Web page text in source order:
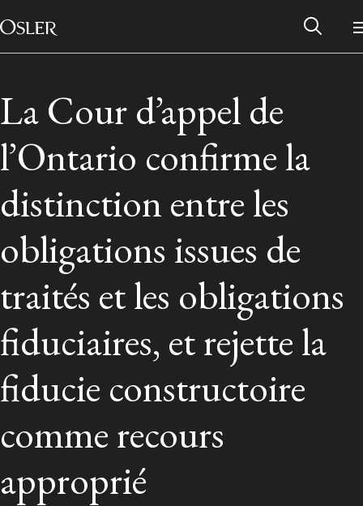
Passer au contenu
Main Navigation
Réseau des anciens d’Osler
Contactez-nous
S’abonner aux articles Osler
La Cour d’appel de
l’Ontario confirme la
distinction entre les
obligations issues de
traités et les obligations
fiduciaires, et rejette la
fiducie constructoire
comme recours
approprié